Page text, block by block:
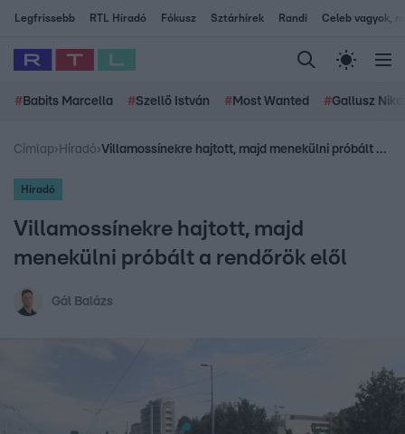
Legfrissebb RTL Híradó Fókusz Sztárhírek Randi Celeb vagyok,
# Babits Marcella #Szellő István # Most Wanted #Gallusz
Címlap› Híradó› Villamossínekre hajtott, majd menekülni próbált a rendőrök elől
Híradó
Villamossínekre hajtott, majd
menekülni próbált a rendőrök elől
Gál Balázs